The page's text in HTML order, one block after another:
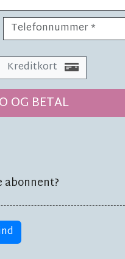
Kreditkort
OG BETAL
abonnent?
'Det går
type